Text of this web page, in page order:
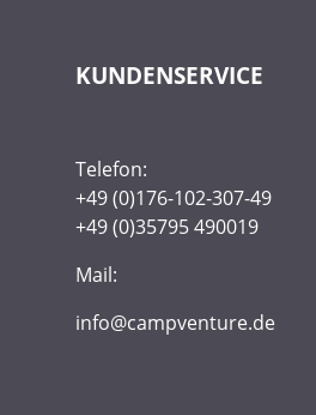
KUNDENSERVICE
Telefon:
+49 (0)176-102-307-49
+49 (0)35795 490019
Mail:
info@campventure.de